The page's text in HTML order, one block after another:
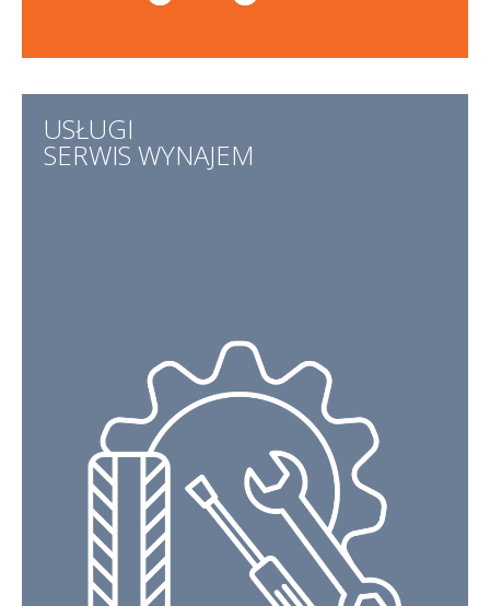
USŁUGI
SERWIS WYNAJEM